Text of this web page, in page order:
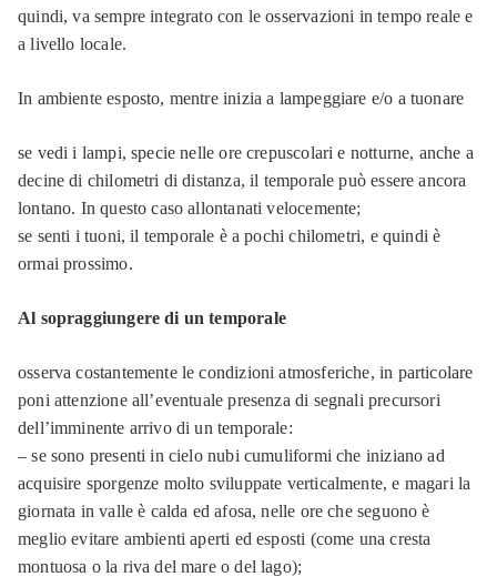
quindi, va sempre integrato con le osservazioni in tempo reale e
a livello locale.
In ambiente esposto, mentre inizia a lampeggiare e/o a tuonare
se vedi i lampi, specie nelle ore crepuscolari e notturne, anche a
decine di chilometri di distanza, il temporale può essere ancora
lontano. In questo caso allontanati velocemente;
se senti i tuoni, il temporale è a pochi chilometri, e quindi è
ormai prossimo.
Al sopraggiungere di un temporale
osserva costantemente le condizioni atmosferiche, in particolare
poni attenzione all’eventuale presenza di segnali precursori
dell’imminente arrivo di un temporale:
– se sono presenti in cielo nubi cumuliformi che iniziano ad
acquisire sporgenze molto sviluppate verticalmente, e magari la
giornata in valle è calda ed afosa, nelle ore che seguono è
meglio evitare ambienti aperti ed esposti (come una cresta
montuosa o la riva del mare o del lago);